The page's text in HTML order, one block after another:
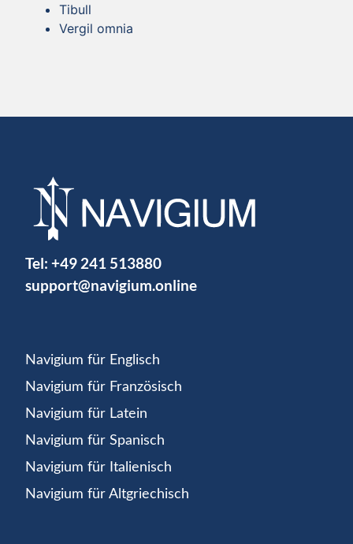
Tibull
Vergil omnia
Tel: +49 241 513880
support@navigium.online
Navigium für Englisch
Navigium für Französisch
Navigium für Latein
Navigium für Spanisch
Navigium für Italienisch
Navigium für Altgriechisch